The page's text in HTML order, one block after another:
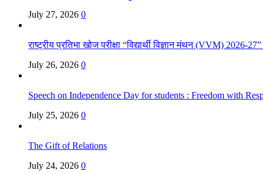
July 27, 2026 0
राष्ट्रीय प्रतिभा खोज परीक्षा “विद्यार्थी विज्ञान मंथन (VVM)
July 26, 2026 0
Speech on Independence Day for students : Freedom with
July 25, 2026 0
The Gift of Relations
July 24, 2026 0